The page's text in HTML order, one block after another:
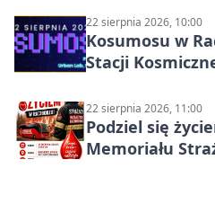
22 sierpnia 2026, 10:00
Kosumosu w
Stacji
22 sierpnia 2026, 11:00
Podziel się
Memoriału